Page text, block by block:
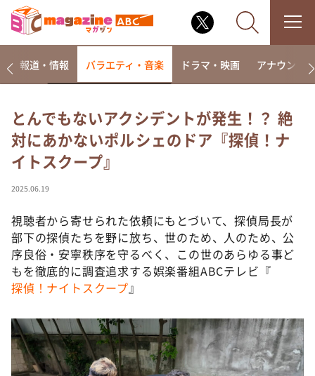
なるみ・岡村の過ぎるTV
相席食堂
これ余談なんですけど・・・
て真剣です
探偵！ナイトスクープ
news おかえり
河合＆A.B.C-Z塚田×福井アナ「なんでやねん！？」
（news おかえり）
DAIGOも台所 ～きょうの献立 何にする？～
本日はダイアンなり！シーズン２
朝だ！生です旅サラダ
報道・情報 バラエティ・音楽 ドラマ・映画 アナウンサー
とんでもないアクシデントが発生！？ 絶
対にあかないポルシェのドア『探偵！ナ
イトスクープ』
2025.06.19
視聴者から寄せられた依頼にもとづいて、探偵局長が
部下の探偵たちを野に放ち、世のため、人のため、公
序良俗・安寧秩序を守るべく、この世のあらゆる事ど
もを徹底的に調査追求する娯楽番組ABCテレビ『
探偵！ナイトスクープ』